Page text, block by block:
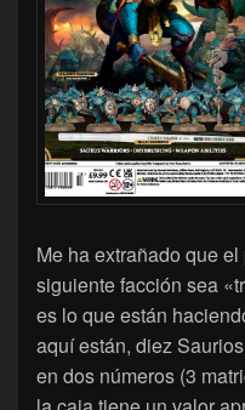
Me ha extrañado que
siguiente facción sea
es lo que están
aquí están, diez
en dos números (3